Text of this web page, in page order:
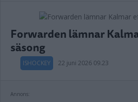
Forwarden lämnar
säsong
ISHOCKEY 22 juni 2026 09.23
Annons: